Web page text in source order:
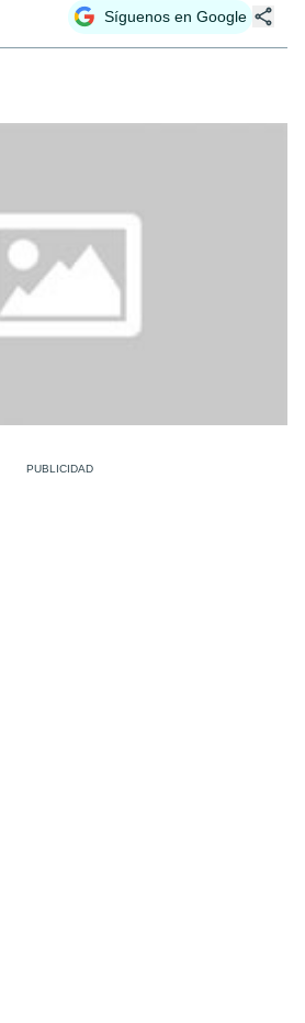
Síguenos en Google